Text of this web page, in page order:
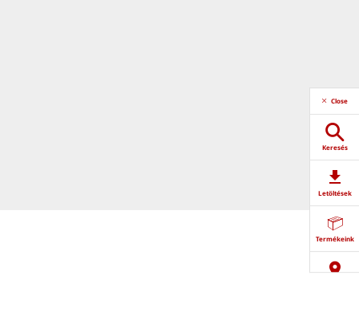
Close
Keresés
Letöltések
Termékeink